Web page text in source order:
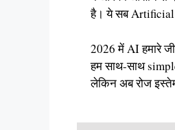
है। ये सब Artificial
2026 में AI हमारे
हम साथ-साथ
लेकिन अब रोज